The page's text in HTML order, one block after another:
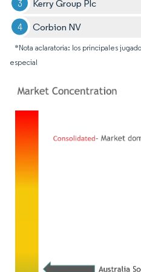
Kerry Group Plc
Corbion NV
*Nota aclaratoria: los principales
especial